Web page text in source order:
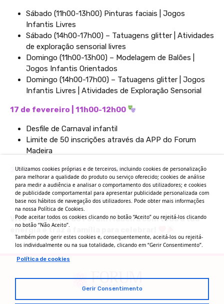
Sábado (11h00-13h00) Pinturas faciais | Jogos
Infantis Livres
Sábado (14h00-17h00) – Tatuagens glitter | Atividades
de exploração sensorial livres
Domingo (11h00-13h00) – Modelagem de Balões |
Jogos Infantis Orientados
Domingo (14h00-17h00) – Tatuagens glitter | Jogos
Infantis Livres | Atividades de Exploração Sensorial
17 de fevereiro | 11h00-12h00
Desfile de Carnaval infantil
Limite de 50 inscrições através da APP do Forum
Madeira
21 defevereiro| 19h00 – 20h00
Roda de Samba New Classic com Júlia Ochôa
Trupe Sorrisos de Fantasia
Viveo Carnaval do Forum Madeira comtodaatua
energia etraza
Utilizamos cookies próprias e de terceiros, incluindo cookies de personalização
para melhorar a qualidade do produto ou serviço oferecido; cookies de análise
para medir a audiência e analisar o comportamento dos utilizadores; e cookies
de publicidade comportamental para apresentar publicidade personalizada com
base nos hábitos de navegação dos utilizadores. Pode obter mais informações
na nossa Política de Cookies.
Pode aceitar todos os cookies clicando no botão “Aceito” ou rejeitá-los clicando
no botão “Não Aceito”.
Também pode gerir estes cookies e, consequentemente, aceitá-los ou rejeitá-
los individualmente ou na sua totalidade, clicando em “Gerir Consentimento”.
Política de cookies
Gerir Consentimento